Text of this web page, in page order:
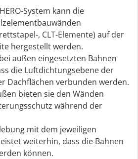
System kann die
, CLT-Elemente) auf der
hergestellt werden.
außen eingesetzten Bahnen
die Luftdichtungsebene der
Dachflächen verbunden werden.
bieten sie den Wänden
während der
mit dem jeweiligen
weiterhin, dass die Bahnen
können.